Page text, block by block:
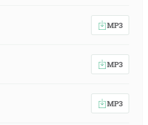
MP3
MP3
MP3